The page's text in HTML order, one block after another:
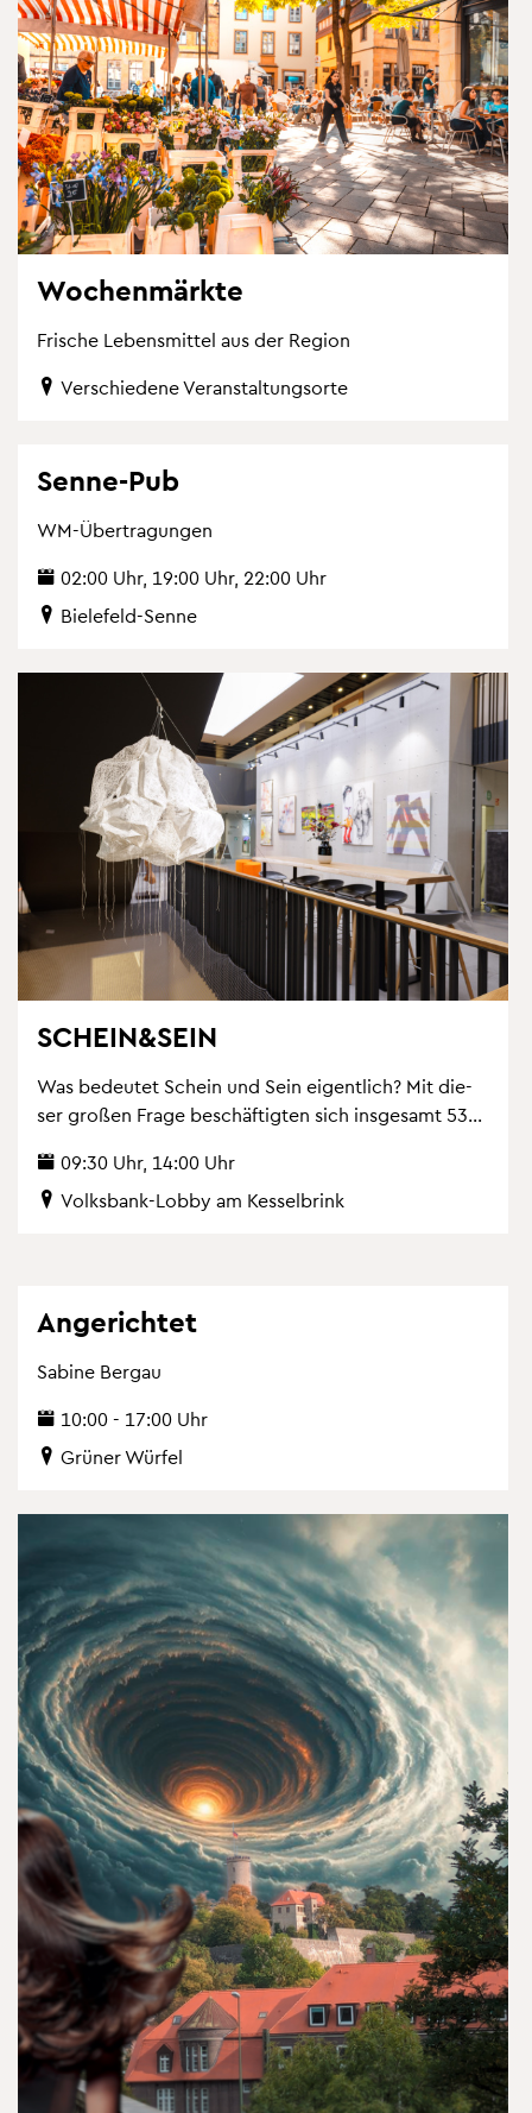
Wo­chen­märk­te
Fri­sche Le­bens­mit­tel aus der Re­gi­on
Ver­schie­de­ne Ver­an­stal­tungs­or­te
Senne-Pub
WM-Über­tra­gun­gen
02:00 Uhr, 19:00 Uhr, 22:00 Uhr
Bie­le­feld-Senne
SCHEIN&SEIN
Was be­deu­tet Schein und Sein ei­gent­lich? Mit die­
ser gro­ßen Frage be­schäf­tig­ten sich ins­ge­samt 53...
09:30 Uhr, 14:00 Uhr
Volks­bank-Lobby am Kes­sel­brink
An­ge­rich­tet
Sa­bi­ne Berg­au
10:00 - 17:00 Uhr
Grü­ner Wür­fel